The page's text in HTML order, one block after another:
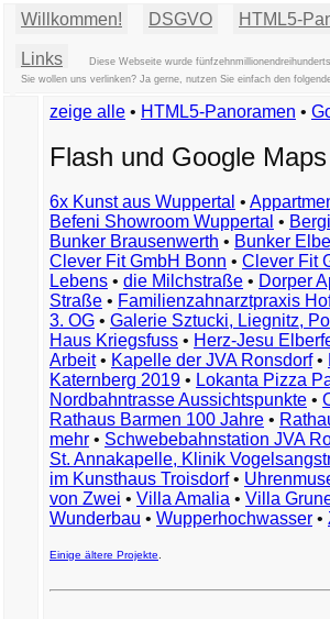
Willkommen! DSGVO HTML5-
Links
Diese Webseite wurde
Sie wollen uns verlinken? Ja gerne, nutzen Sie einfach den
zeige alle • HTML5-Panoramen •
Flash und Google
6x Kunst aus Wuppertal •
Befeni Showroom Wuppertal •
Bunker Brausenwerth • Bunker
Clever Fit GmbH Bonn • Clever Fit
Lebens • die Milchstraße • Dorper
Straße • Familienzahnarztpraxis
3. OG • Galerie Sztucki, Liegnitz,
Haus Kriegsfuss • Herz-Jesu
Arbeit• Kapelle der JVA Ronsdorf•
Katernberg 2019 • Lokanta Pizza
Nordbahntrasse Aussichtspunkte •
Rathaus Barmen 100 Jahre •
mehr • Schwebebahnstation JVA
St. Annakapelle, Klinik
im Kunsthaus Troisdorf•
von Zwei • Villa Amalia • Villa
Wunderbau • Wupperhochwasser •
Einige ältere Projekte